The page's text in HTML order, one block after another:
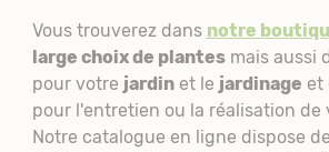
Vous trouverez dans notre
large choix de plantesmais aussi
pour votre jardinet le jardinage et
pour l'entretien ou la réalisation de
Notre catalogue en ligne dispose